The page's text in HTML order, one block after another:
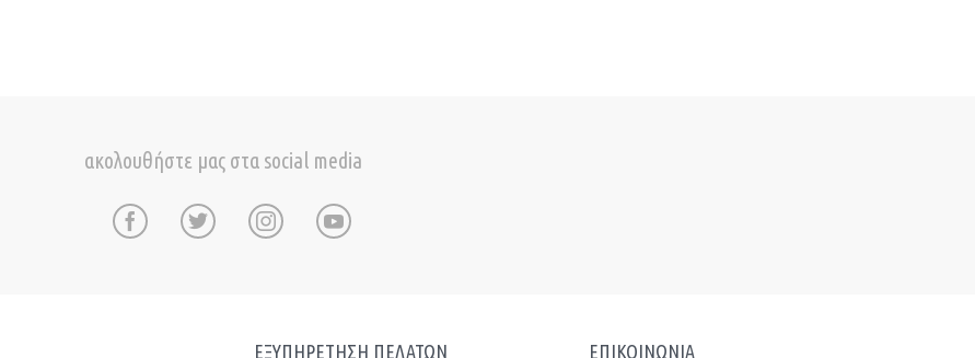
ακολουθήστε μας στα social media
ΕΞΥΠΗΡΕΤΗΣΗ ΠΕΛΑΤΩΝ ΕΠΙΚΟΙΝΩΝΙΑ